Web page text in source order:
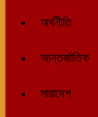
অর্থনীতি
আন্তর্জাতিক
সারাদেশ